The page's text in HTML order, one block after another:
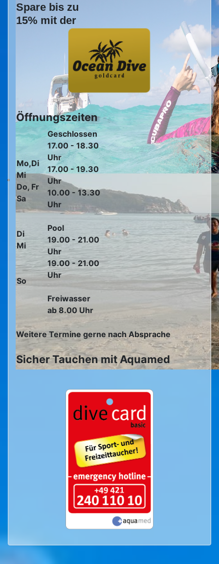
Spare bis zu
15% mit der
Öffnungszeiten
Mo,Di
Mi
Do, Fr
Sa
Di
Mi
So
Geschlossen
17.00 - 18.30
Uhr
17.00 - 19.30
Uhr
10.00 - 13.30
Uhr
Pool
19.00 - 21.00
Uhr
19.00 - 21.00
Uhr
Freiwasser
ab 8.00 Uhr
Weitere Termine gerne nach Absprache
Sicher Tauchen mit Aquamed